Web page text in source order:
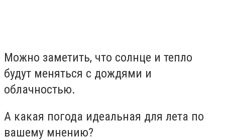
Можно заметить, что солнце и тепло
будут меняться с дождями и
облачностью.
А какая погода идеальная для лета по
вашему мнению?